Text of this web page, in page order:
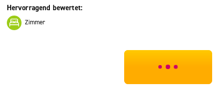
Hervorragend bewertet:
Zimmer
***************